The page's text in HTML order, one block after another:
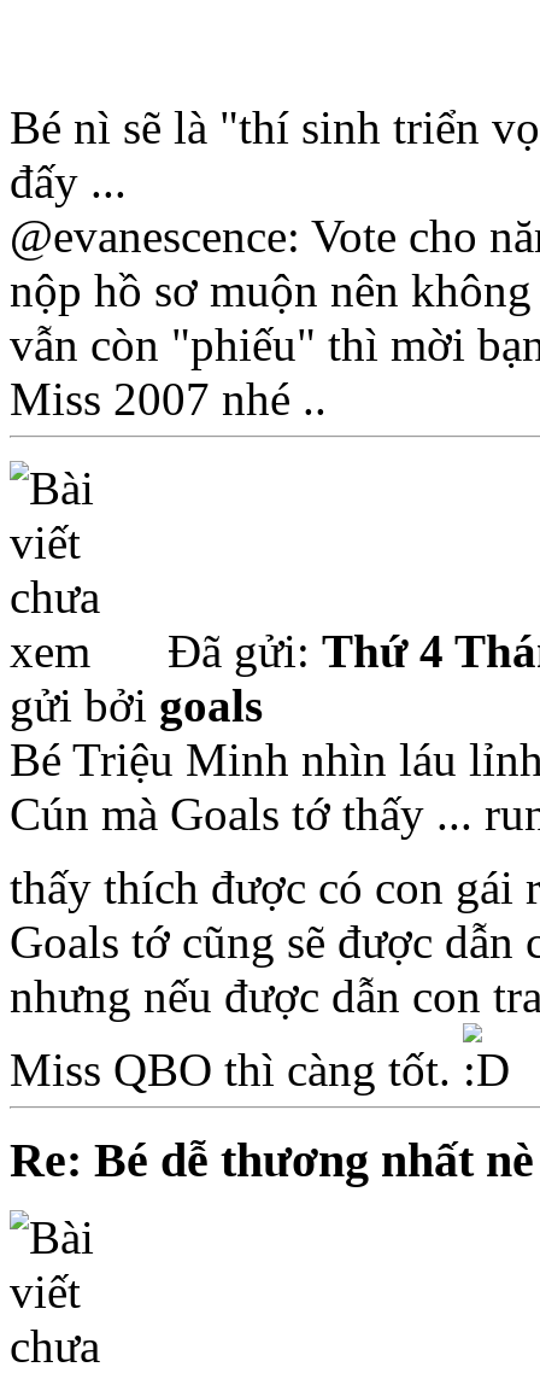
Bé nì sẽ là "thí sinh triển
đấy ...
@evanescence: Vote cho
nộp hồ sơ muộn nên
vẫn còn "phiếu" thì mời
Miss 2007 nhé ..
Đã gửi: Thứ 4
gửi bởi goals
Bé Triệu Minh nhìn láu
Cún mà Goals tớ thấy ...
thấy thích được có con gái
Goals tớ cũng sẽ được
nhưng nếu được dẫn con
Miss QBO thì càng tốt.
Re: Bé dễ thương nhất nè